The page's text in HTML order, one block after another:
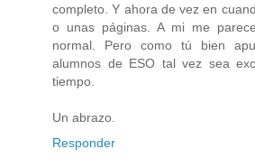
completo. Y ahora de vez en
o unas páginas. A mi me
normal. Pero como tú bien
alumnos de ESO tal vez sea
tiempo.
Un abrazo.
Responder